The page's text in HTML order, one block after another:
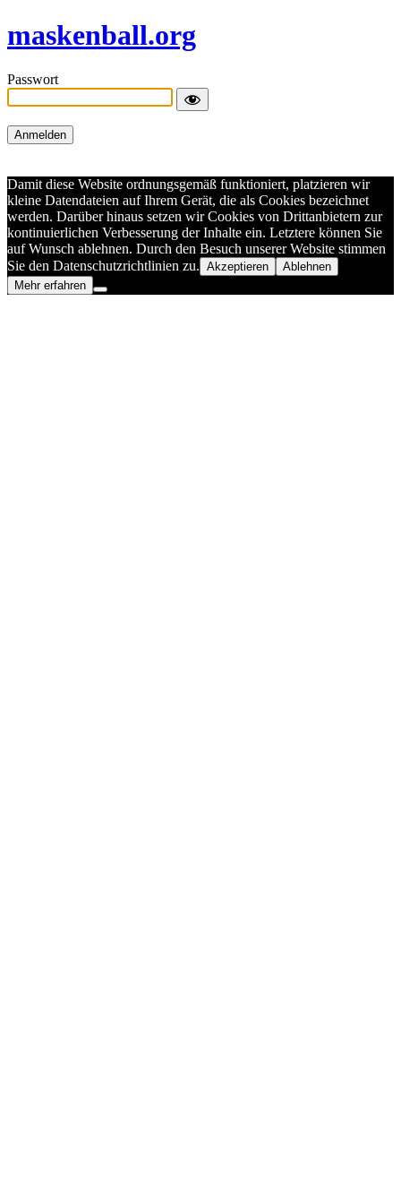
maskenball.org
Passwort
Damit diese Website ordnungsgemäß funktioniert, platzieren wir
kleine Datendateien auf Ihrem Gerät, die als Cookies bezeichnet
werden. Darüber hinaus setzen wir Cookies von Drittanbietern zur
kontinuierlichen Verbesserung der Inhalte ein. Letztere können Sie
auf Wunsch ablehnen. Durch den Besuch unserer Website stimmen
Sie den Datenschutzrichtlinien zu. Akzeptieren
Ablehnen
Mehr erfahren